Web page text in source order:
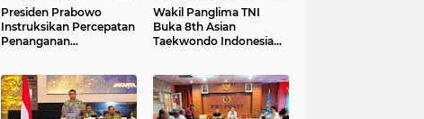
Presiden Prabowo
Instruksikan Percepatan
Penanganan
BBM
Wakil Panglima TNI
Buka 8th Asian
Taekwondo Indonesia